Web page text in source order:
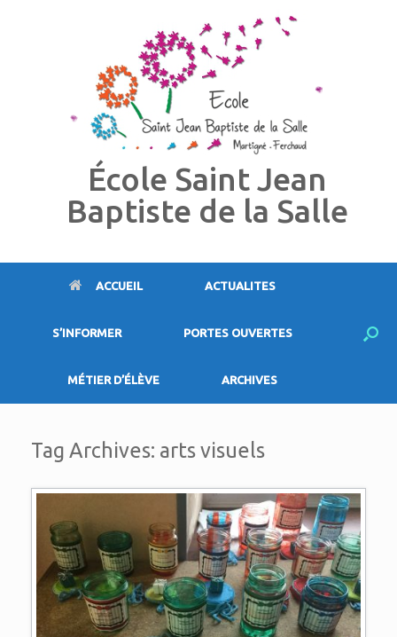
École Saint Jean
Baptiste de la Salle
ACCUEIL ACTUALITES
S’INFORMER PORTES OUVERTES
MÉTIER D’ÉLÈVE ARCHIVES
Tag Archives: arts visuels